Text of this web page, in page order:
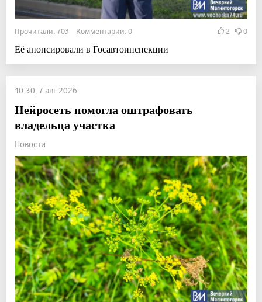
Прочитали: 703 Комментарии: 0 2 0
Её анонсировали в Госавтоинспекции
10:30, 7 авг 2026
Нейросеть помогла оштрафовать
владельца участка
Новости